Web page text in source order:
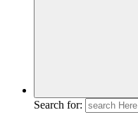
Search for: